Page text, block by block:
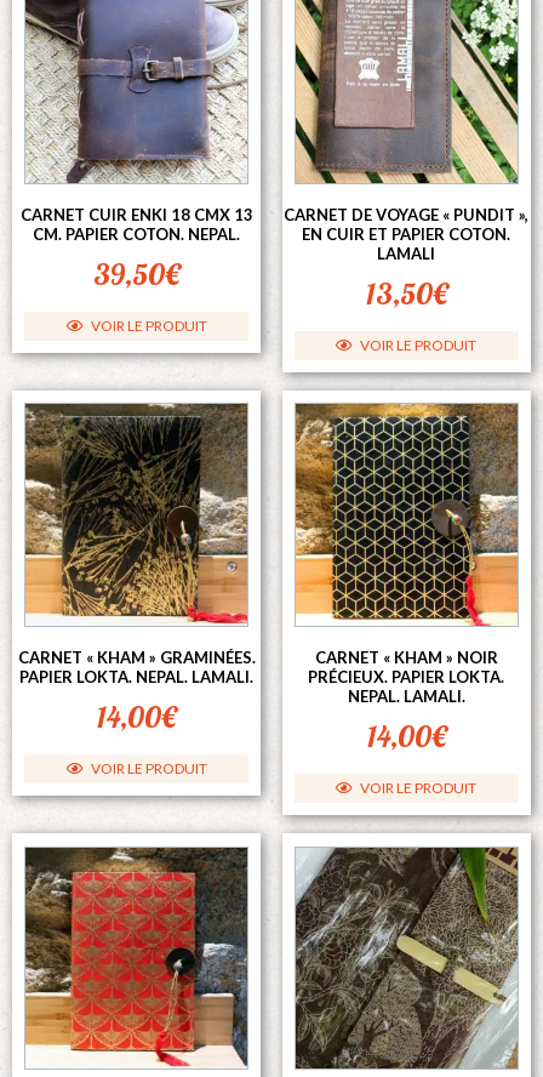
CARNET CUIR ENKI 18 CMX 13
CM. PAPIER COTON. NEPAL.
39,50€
VOIR LE PRODUIT
CARNET DE VOYAGE « PUNDIT »,
EN CUIR ET PAPIER COTON.
LAMALI
13,50€
VOIR LE PRODUIT
CARNET « KHAM » GRAMINÉES.
PAPIER LOKTA. NEPAL. LAMALI.
14,00€
VOIR LE PRODUIT
CARNET « KHAM » NOIR
PRÉCIEUX. PAPIER LOKTA.
NEPAL. LAMALI.
14,00€
VOIR LE PRODUIT